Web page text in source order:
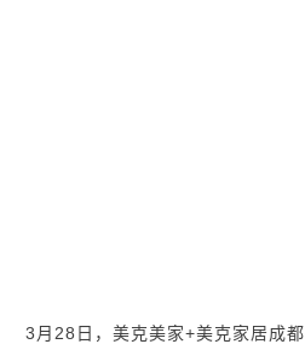
3月28日，美克美家+美克家居成